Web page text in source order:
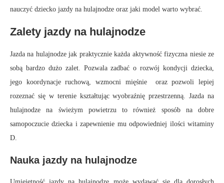
nauczyć dziecko jazdy na hulajnodze oraz jaki model warto wybrać.
Zalety jazdy na hulajnodze
Jazda na hulajnodze jak praktycznie każda aktywność fizyczna niesie ze
sobą bardzo dużo zalet. Pozwala zadbać o rozwój kondycji dziecka,
jego koordynacje ruchową, wzmocni mięśnie oraz pozwoli lepiej
rozeznać się w terenie kształtując wyobraźnię przestrzenną. Jazda na
hulajnodze na świeżym powietrzu to również sposób na dobre
samopoczucie dziecka i zapewnienie mu odpowiedniej ilości witaminy
D.
Nauka jazdy na hulajnodze